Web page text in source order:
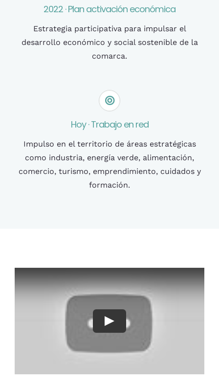
2022 · Plan activación económica
Estrategia participativa para impulsar el
desarrollo económico y social sostenible de la
comarca.
Hoy · Trabajo en red
Impulso en el territorio de áreas estratégicas
como industria, energía verde, alimentación,
comercio, turismo, emprendimiento, cuidados y
formación.